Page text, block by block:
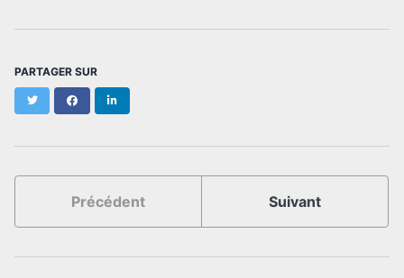
PARTAGER SUR
Twitter Facebook
Précédent Suivant